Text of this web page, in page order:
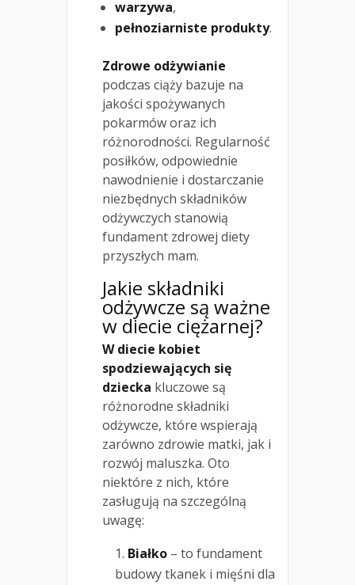
warzywa,
pełnoziarniste produkty.
Zdrowe odżywianie
podczas ciąży bazuje na
jakości spożywanych
pokarmów oraz ich
różnorodności. Regularność
posiłków, odpowiednie
nawodnienie i dostarczanie
niezbędnych składników
odżywczych stanowią
fundament zdrowej diety
przyszłych mam.
Jakie składniki
odżywcze są ważne
w diecie ciężarnej?
W diecie kobiet
spodziewających się
dziecka kluczowe są
różnorodne składniki
odżywcze, które wspierają
zarówno zdrowie matki, jak i
rozwój maluszka. Oto
niektóre z nich, które
zasługują na szczególną
uwagę:
Białko – to fundament
budowy tkanek i mięśni dla